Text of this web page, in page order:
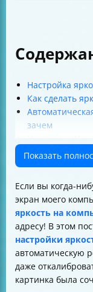
Настройка
Как сделать
зачем
содержимого» и
Ограничения и
Ночной свет —
вечером
Калибровка
Управление
Что делать,
или не
Советы для
Итоговая
Показать
Если вы когда-
экран моего
яркость на
адресу! В этом
настройки
автоматическую
даже
картинка была